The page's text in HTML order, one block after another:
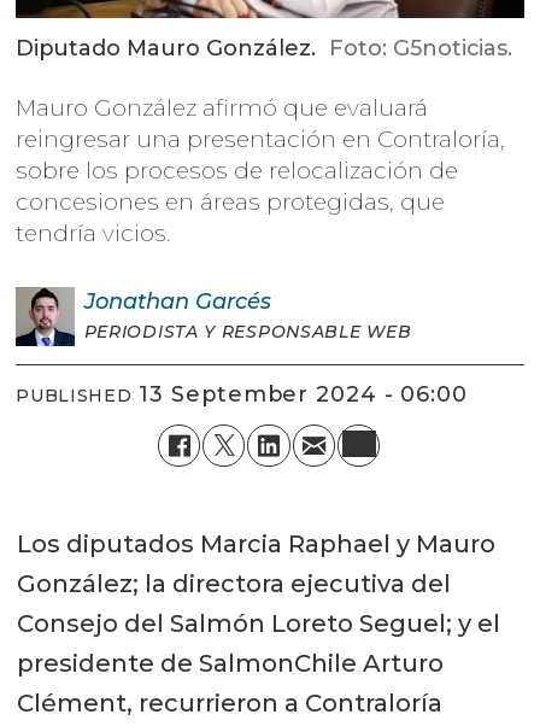
Diputado Mauro González. Foto: G5noticias.
Mauro González afirmó que evaluará
reingresar una presentación en Contraloría,
sobre los procesos de relocalización de
concesiones en áreas protegidas, que
tendría vicios.
Jonathan Garcés
PERIODISTA Y RESPONSABLE WEB
PUBLISHED 13 September 2024 - 06:00
Los diputados Marcia Raphael y Mauro
González; la directora ejecutiva del
Consejo del Salmón Loreto Seguel; y el
presidente de SalmonChile Arturo
Clément, recurrieron a Contraloría